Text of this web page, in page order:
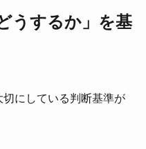
うするか」を基
にしている判断基準が